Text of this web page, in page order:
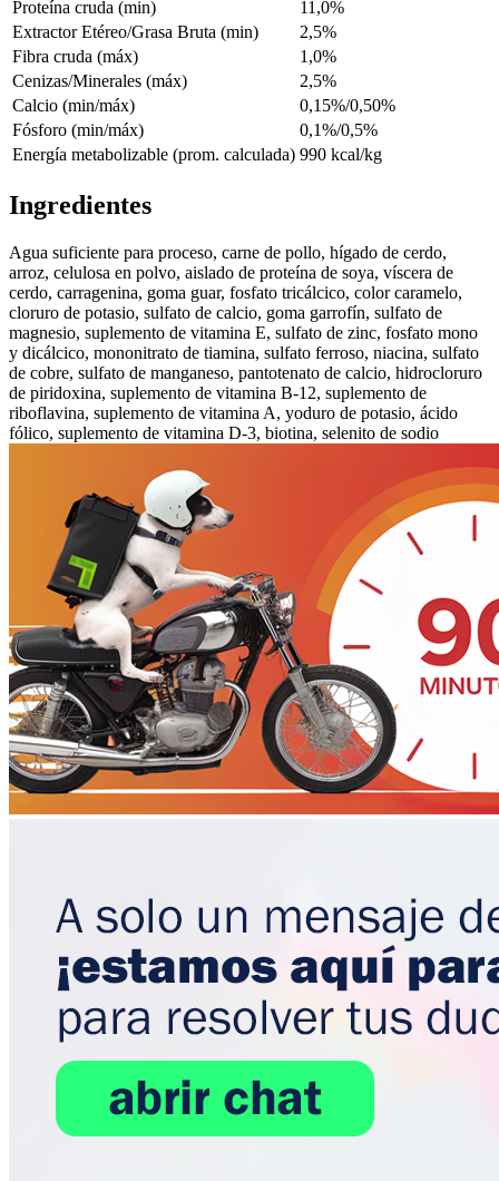
Proteína cruda (min)
11,0%
Extractor Etéreo/Grasa Bruta (min)
2,5%
Fibra cruda (máx)
1,0%
Cenizas/Minerales (máx)
2,5%
Calcio (min/máx)
0,15%/0,50%
Fósforo (min/máx)
0,1%/0,5%
Energía metabolizable (prom. calculada) 990 kcal/kg
Ingredientes
Agua suficiente para proceso, carne de pollo, hígado de cerdo,
arroz, celulosa en polvo, aislado de proteína de soya, víscera de
cerdo, carragenina, goma guar, fosfato tricálcico, color caramelo,
cloruro de potasio, sulfato de calcio, goma garrofín, sulfato de
magnesio, suplemento de vitamina E, sulfato de zinc, fosfato mono
y dicálcico, mononitrato de tiamina, sulfato ferroso, niacina, sulfato
de cobre, sulfato de manganeso, pantotenato de calcio, hidrocloruro
de piridoxina, suplemento de vitamina B-12, suplemento de
riboflavina, suplemento de vitamina A, yoduro de potasio, ácido
fólico, suplemento de vitamina D-3, biotina, selenito de sodio